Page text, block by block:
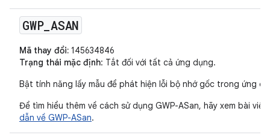
GWP_ ASAN
Mã thay đổi: 145634846
Trạng thái mặc định: Tắt đối với tất cả ứng dụng.
Bật tính năng lấy mẫu để phát hiện lỗi bộ nhớ gốc trong ứng
Để tìm hiểu thêm về cách sử dụng GWP-ASan, hãy xem bài viết
dẫn về GWP-ASan.